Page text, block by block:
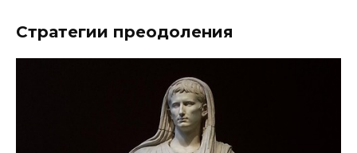
Стратегии преодоления